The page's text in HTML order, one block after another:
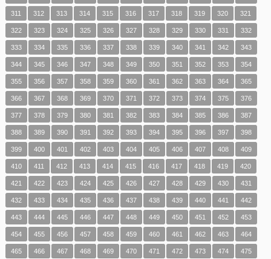
311 312 313 314 315 316 317 318 319 320 321
322 323 324 325 326 327 328 329 330 331 332
333 334 335 336 337 338 339 340 341 342 343
344 345 346 347 348 349 350 351 352 353 354
355 356 357 358 359 360 361 362 363 364 365
366 367 368 369 370 371 372 373 374 375 376
377 378 379 380 381 382 383 384 385 386 387
388 389 390 391 392 393 394 395 396 397 398
399 400 401 402 403 404 405 406 407 408 409
410 411 412 413 414 415 416 417 418 419 420
421 422 423 424 425 426 427 428 429 430 431
432 433 434 435 436 437 438 439 440 441 442
443 444 445 446 447 448 449 450 451 452 453
454 455 456 457 458 459 460 461 462 463 464
465 466 467 468 469 470 471 472 473 474 475